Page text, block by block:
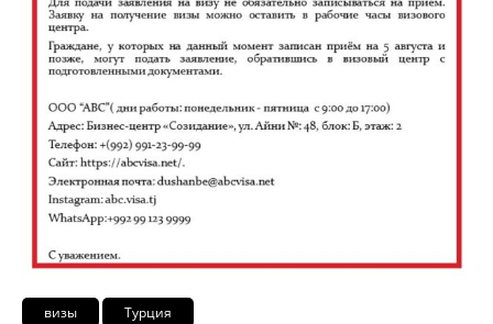
визы Турция